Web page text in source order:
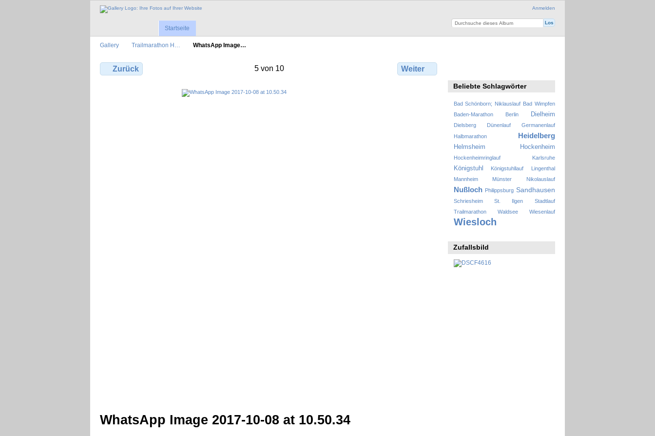
Anmelden
Startseite
Gallery Trailmarathon H… WhatsApp Image…
Zurück 5 von 10 Weiter
WhatsApp Image 2017-10-08 at 10.50.34
Beliebte Schlagwörter
Bad Schönborn; Niklauslauf Bad Wimpfen
Baden-Marathon
Berlin Dielheim
Dielsberg Dünenlauf
Germanenlauf
Halbmarathon
Heidelberg
Helmsheim Hockenheim
Hockenheimringlauf Karlsruhe
Königstuhl Königstuhllauf
Lingenthal
Mannheim
Münster Nikolauslauf
Nußloch Philippsburg Sandhausen
Schriesheim St. Ilgen
Stadtlauf
Trailmarathon
Waldsee Wiesenlauf
Wiesloch
Zufallsbild